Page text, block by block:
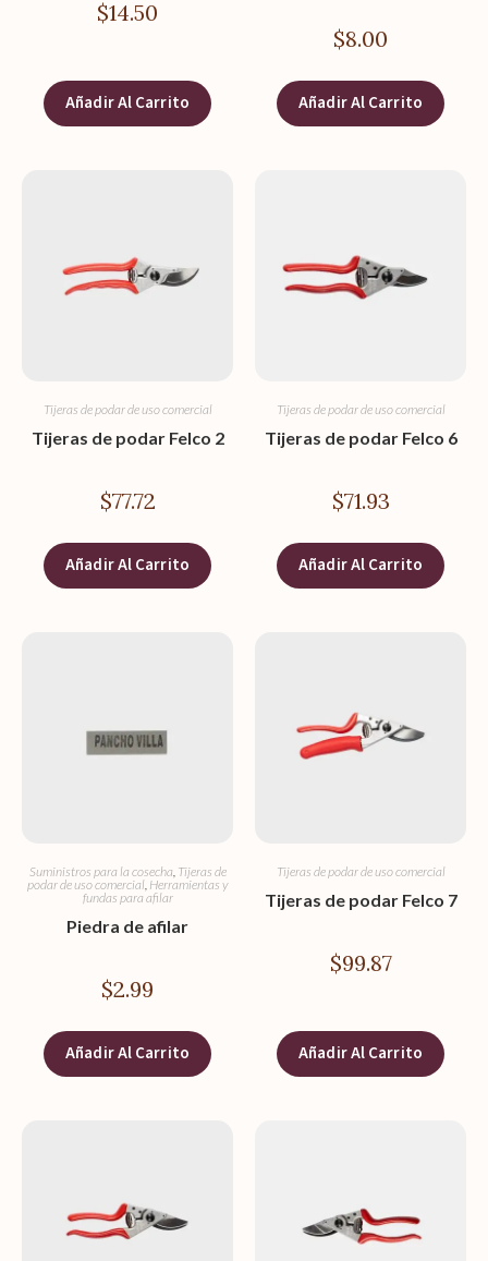
$14.50
Añadir Al Carrito
$8.00
Añadir Al Carrito
Tijeras de podar de uso comercial
Tijeras de podar Felco 2
$77.72
Añadir Al Carrito
Tijeras de podar de uso comercial
Tijeras de podar Felco 6
$71.93
Añadir Al Carrito
Suministros para la cosecha, Tijeras de
podar de uso comercial, Herramientas y
fundas para afilar
Piedra de afilar
$2.99
Añadir Al Carrito
Tijeras de podar de uso comercial
Tijeras de podar Felco 7
$99.87
Añadir Al Carrito